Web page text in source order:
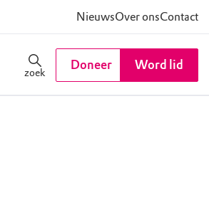
NieuwsOver onsContact
zoek
Doneer Word lid